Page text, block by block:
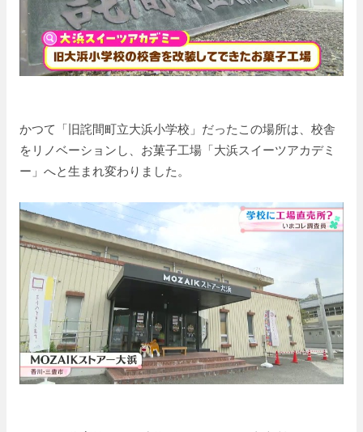
かつて「旧詫間町立大浜小学校」だったこの場所は、校舎
をリノベーションし、お菓子工場「大浜スイーツアカデミ
ー」へと生まれ変わりました。